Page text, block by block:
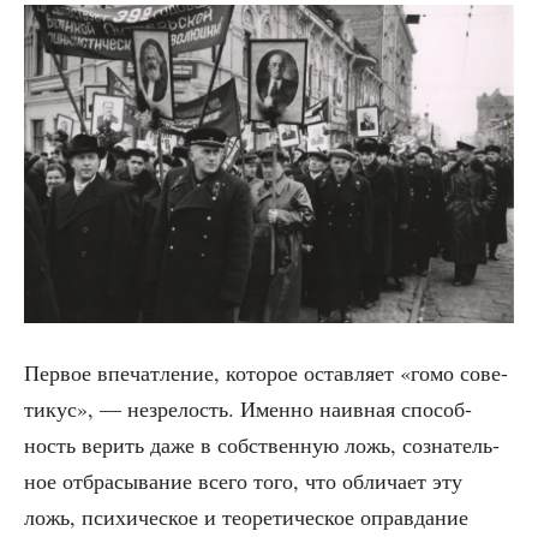
Пер­вое впе­чат­ле­ние, кото­рое остав­ля­ет «гомо сове­
ти­кус», — незре­лость. Имен­но наив­ная спо­соб­
ность верить даже в соб­ствен­ную ложь, созна­тель­
ное отбра­сы­ва­ние все­го того, что обли­ча­ет эту
ложь, пси­хи­че­ское и тео­ре­ти­че­ское оправ­да­ние